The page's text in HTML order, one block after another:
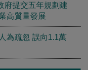
府提交五年規劃建
高質量發展
為疏忽 誤向1.1萬